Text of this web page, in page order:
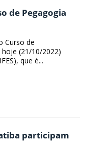
de Pegagogia
Curso de
(21/10/2022)
que é...
participam